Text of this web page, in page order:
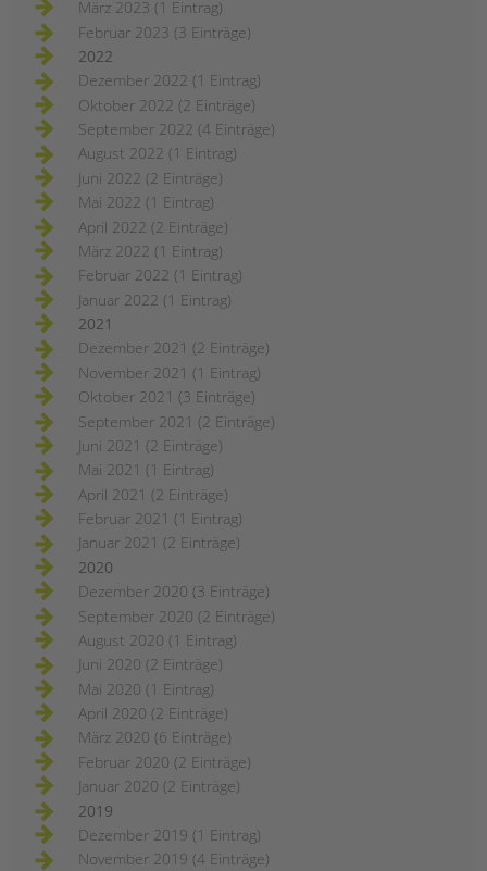
März 2023 (1 Eintrag)
Februar 2023 (3 Einträge)
2022
Dezember 2022 (1 Eintrag)
Oktober 2022 (2 Einträge)
September 2022 (4 Einträge)
August 2022 (1 Eintrag)
Juni 2022 (2 Einträge)
Mai 2022 (1 Eintrag)
April 2022 (2 Einträge)
März 2022 (1 Eintrag)
Februar 2022 (1 Eintrag)
Januar 2022 (1 Eintrag)
2021
Dezember 2021 (2 Einträge)
November 2021 (1 Eintrag)
Oktober 2021 (3 Einträge)
September 2021 (2 Einträge)
Juni 2021 (2 Einträge)
Mai 2021 (1 Eintrag)
April 2021 (2 Einträge)
Februar 2021 (1 Eintrag)
Januar 2021 (2 Einträge)
2020
Dezember 2020 (3 Einträge)
September 2020 (2 Einträge)
August 2020 (1 Eintrag)
Juni 2020 (2 Einträge)
Mai 2020 (1 Eintrag)
April 2020 (2 Einträge)
März 2020 (6 Einträge)
Februar 2020 (2 Einträge)
Januar 2020 (2 Einträge)
2019
Dezember 2019 (1 Eintrag)
November 2019 (4 Einträge)